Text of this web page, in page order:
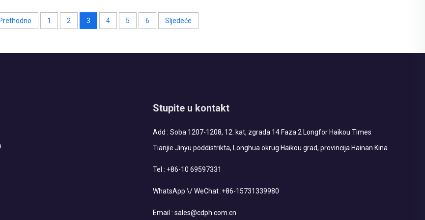
Prethodno 1 2 3 4 5 6 Sljedeće
Stupite u kontakt
Add : Soba 1207-1208, 12. kat, zgrada 14 Faza 2 Longfor Haikou Times
Tianjie Jinyu poddistrikta, Longhua okrug Haikou grad, provincija Hainan Kina
Tel : +86-10 69597331
WhatsApp \/ WeChat :+86-15731339980
Email : sales@cdph.com.cn